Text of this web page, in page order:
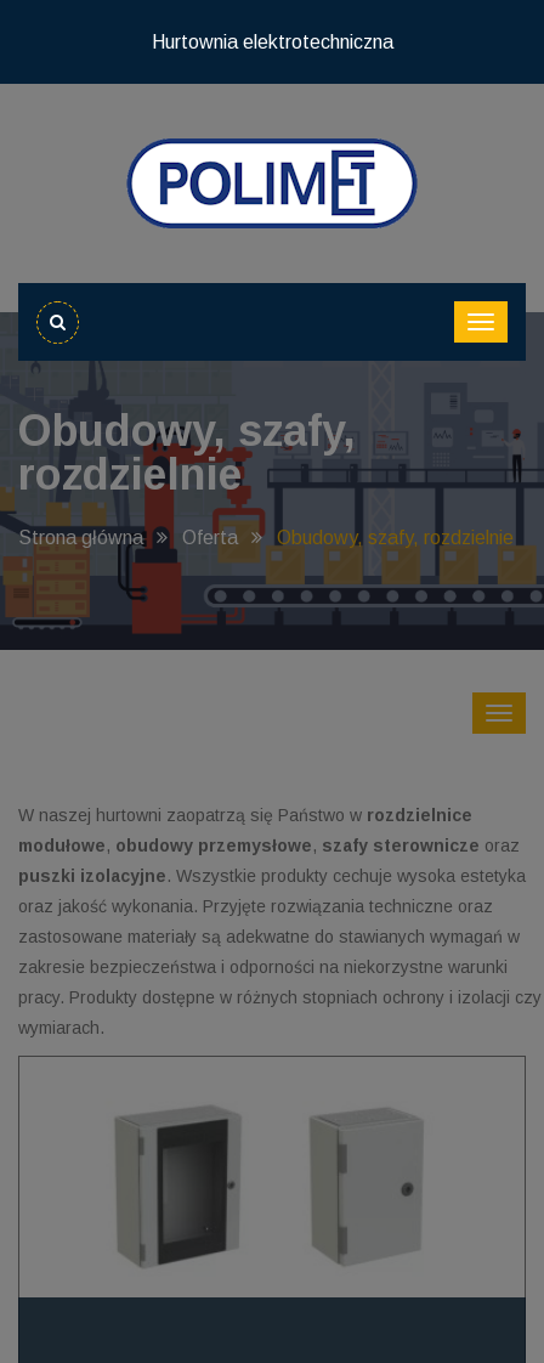
Hurtownia elektrotechniczna
Obudowy, szafy,
rozdzielnie
Strona główna Oferta Obudowy, szafy, rozdzielnie
W naszej hurtowni zaopatrzą się Państwo w rozdzielnice
modułowe, obudowy przemysłowe, szafy sterownicze oraz
puszki izolacyjne. Wszystkie produkty cechuje wysoka estetyka
oraz jakość wykonania. Przyjęte rozwiązania techniczne oraz
zastosowane materiały są adekwatne do stawianych wymagań w
zakresie bezpieczeństwa i odporności na niekorzystne warunki
pracy. Produkty dostępne w różnych stopniach ochrony i izolacji czy
wymiarach.